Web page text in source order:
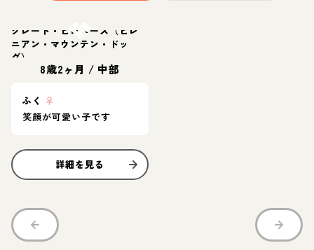
グレート・ピレニーズ（ピレ
ニアン・マウンテン・ドッ
グ）
8歳2ヶ月 / 中部
ふく ♀
笑顔が可愛い子です
詳細を見る